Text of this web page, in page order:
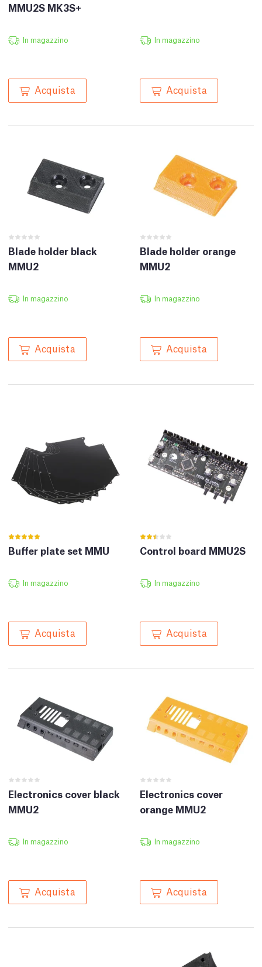
MMU2S MK3S+
In magazzino
Acquista
In magazzino
Acquista
Blade holder black
MMU2
In magazzino
Acquista
Blade holder orange
MMU2
In magazzino
Acquista
Buffer plate set MMU
In magazzino
Acquista
Control board MMU2S
In magazzino
Acquista
Electronics cover black
MMU2
In magazzino
Acquista
Electronics cover
orange MMU2
In magazzino
Acquista